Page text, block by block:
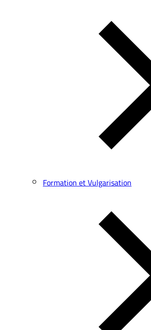
Formation et Vulgarisation